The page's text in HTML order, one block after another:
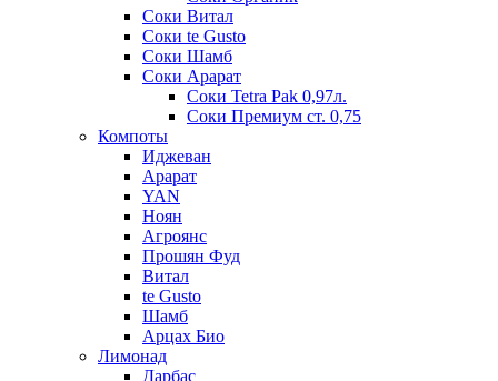
Соки Витал
Соки te Gusto
Соки Шамб
Соки Арарат
Соки Tetra Pak 0,97л.
Соки Премиум ст. 0,75
Компоты
Иджеван
Арарат
YAN
Ноян
Агроянс
Прошян Фуд
Витал
te Gusto
Шамб
Арцах Био
Лимонад
Дарбас